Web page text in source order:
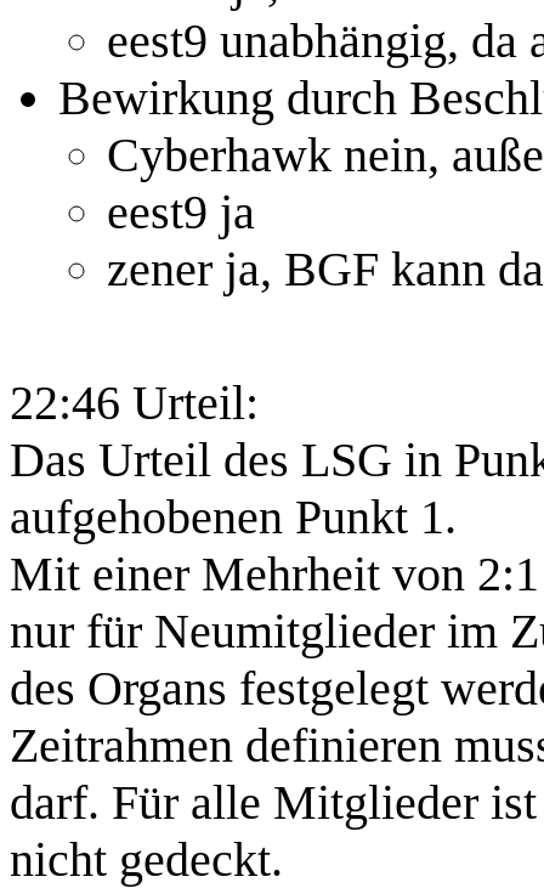
eest9 unabhängig,
Bewirkung durch
Cyberhawk nein,
eest9 ja
zener ja, BGF kann
22:46 Urteil:
Das Urteil des LSG in
aufgehobenen Punkt 1.
Mit einer Mehrheit von 2:1
nur für Neumitglieder im
des Organs festgelegt
Zeitrahmen definieren
darf. Für alle Mitglieder
nicht gedeckt.